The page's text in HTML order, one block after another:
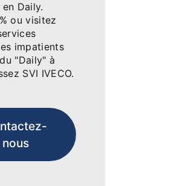
Daily.
ou visitez
impatients
"Daily" à
SVI IVECO.
nous